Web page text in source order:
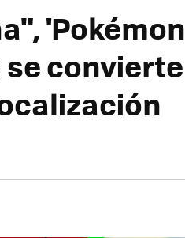
'Pokémon
se convierte